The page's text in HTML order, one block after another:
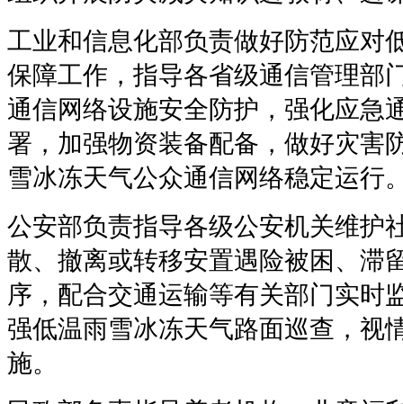
工业和信息化部负责做好防范应对
保障工作，指导各省级通信管理部
通信网络设施安全防护，强化应急
署，加强物资装备配备，做好灾害
雪冰冻天气公众通信网络稳定运行
公安部负责指导各级公安机关维护
散、撤离或转移安置遇险被困、滞
序，配合交通运输等有关部门实时
强低温雨雪冰冻天气路面巡查，视
施。